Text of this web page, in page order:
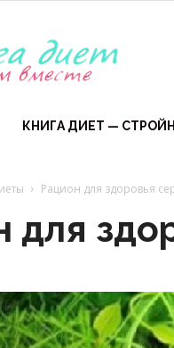
диет
—
диеты
КНИГА ДИЕТ —
Рацион для здоровья
для